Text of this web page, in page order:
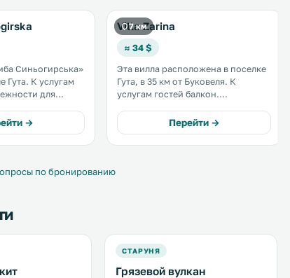
Синьогирська»
услугам
для
Буковель
→
7 км
Villa Zarina
≈ 34 $
Эта вилла расположена в поселке
Гута, в 35 км от Буковеля. К
услугам гостей балкон.
оставить на частной парковке. В
числе удобств гостиный уголок и
кухня с холодильником. Вилла
Перейти →
по бронированию
СТАРУНЯ
Грязевой вулкан